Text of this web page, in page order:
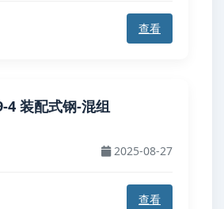
查看
4 装配式钢-混组
2025-08-27
查看